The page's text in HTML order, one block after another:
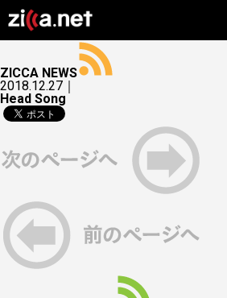
ZICCA NEWS
2018.12.27｜
Head Song